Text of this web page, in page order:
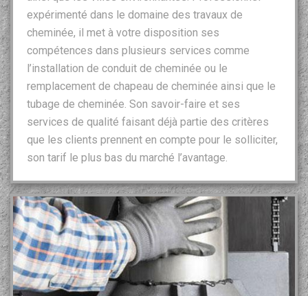
expérimenté dans le domaine des travaux de
cheminée, il met à votre disposition ses
compétences dans plusieurs services comme
l’installation de conduit de cheminée ou le
remplacement de chapeau de cheminée ainsi que le
tubage de cheminée. Son savoir-faire et ses
services de qualité faisant déjà partie des critères
que les clients prennent en compte pour le solliciter,
son tarif le plus bas du marché l’avantage.